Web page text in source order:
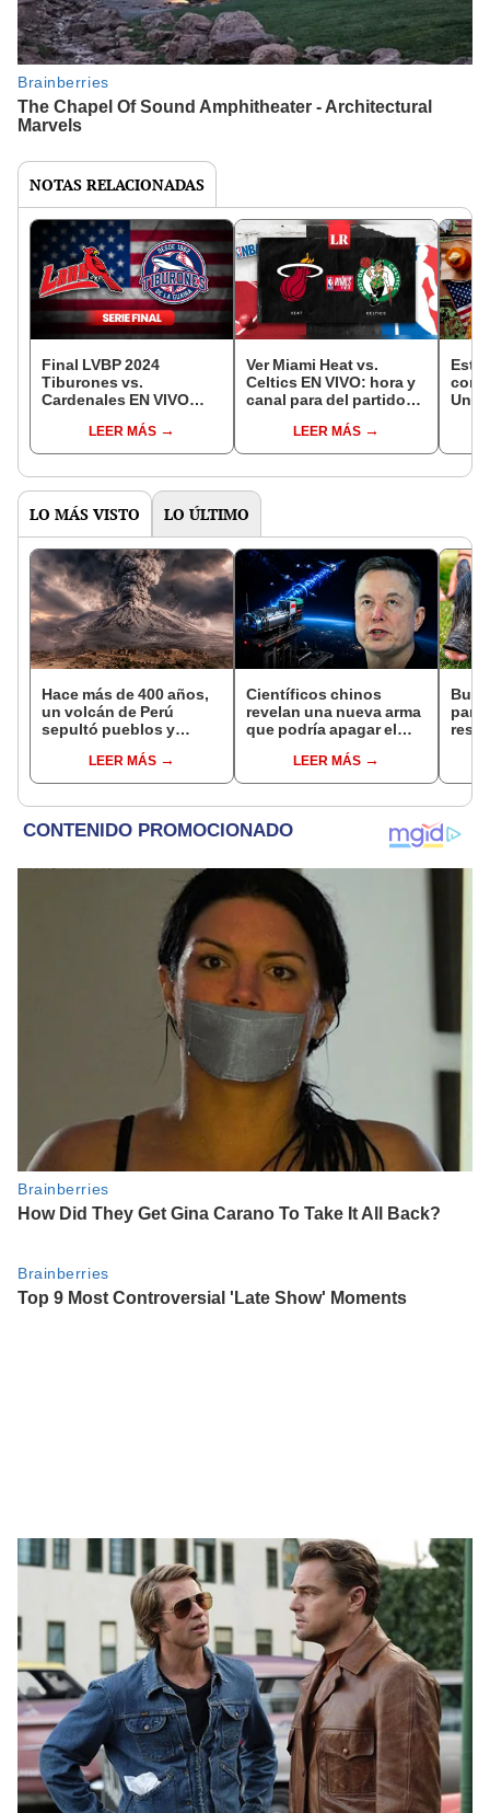
NOTAS RELACIONADAS
Final LVBP 2024
Tiburones vs.
Cardenales EN VIVO
qué canal VER el juego 3
desde EE.UU.?
LEER MÁS
Ver Miami Heat vs.
Celtics EN VIVO: hora y
canal para del partido
LEER MÁS
LO MÁS VISTO LO ÚLTIMO
Hace más de 400 años,
un volcán de Perú
sepultó pueblos y
veranos más fríos de la
historia: sigue bajo
LEER MÁS
Científicos chinos
revelan una nueva arma
que podría apagar el
afectar redes como
Starlink de Elon Musk
LEER MÁS
para